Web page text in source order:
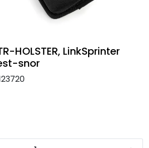
HOLSTER, LinkSprinter
snor